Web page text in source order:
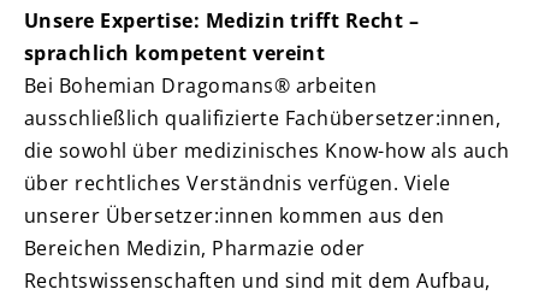
Unsere Expertise: Medizin trifft Recht –
sprachlich kompetent vereint
Bei Bohemian Dragomans® arbeiten
ausschließlich qualifizierte Fachübersetzer:innen,
die sowohl über medizinisches Know-how als auch
über rechtliches Verständnis verfügen. Viele
unserer Übersetzer:innen kommen aus den
Bereichen Medizin, Pharmazie oder
Rechtswissenschaften und sind mit dem Aufbau,